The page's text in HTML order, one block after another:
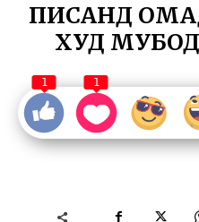
ПИСАНД
ХУД
1 1